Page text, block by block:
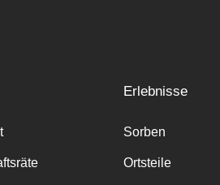
Erlebnisse
Sorben
Ortsteile